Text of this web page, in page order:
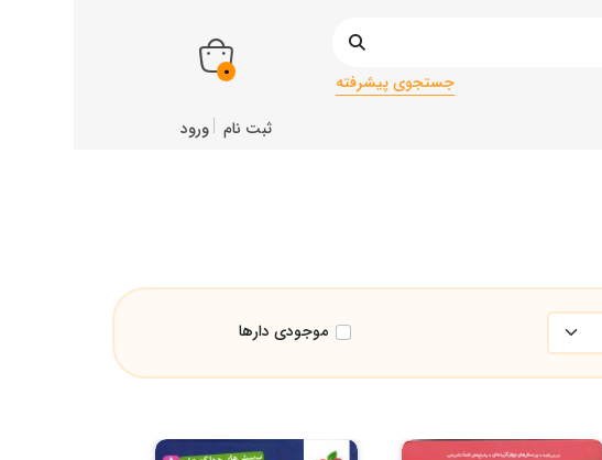
جستجوی پیشرفته 0
ثبت نام
ورود
موجودی دارها